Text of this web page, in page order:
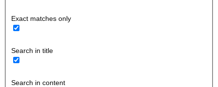
Exact matches only
Search in title
Search in content